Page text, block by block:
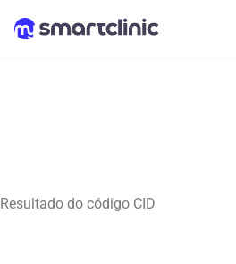
Resultado do código CID